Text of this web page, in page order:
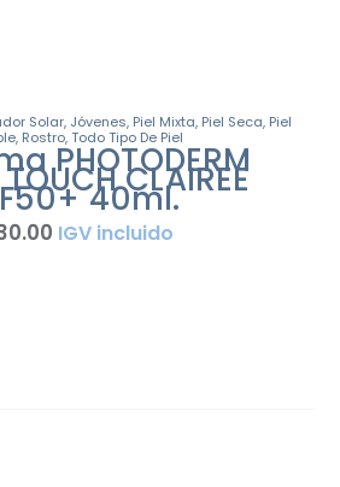
Solar, Jóvenes, Piel Mixta, Piel Seca, Piel
, Rostro,Todo Tipo De Piel
PHOTODERM
CLAIREE
40ml.
.00 IGV incluido